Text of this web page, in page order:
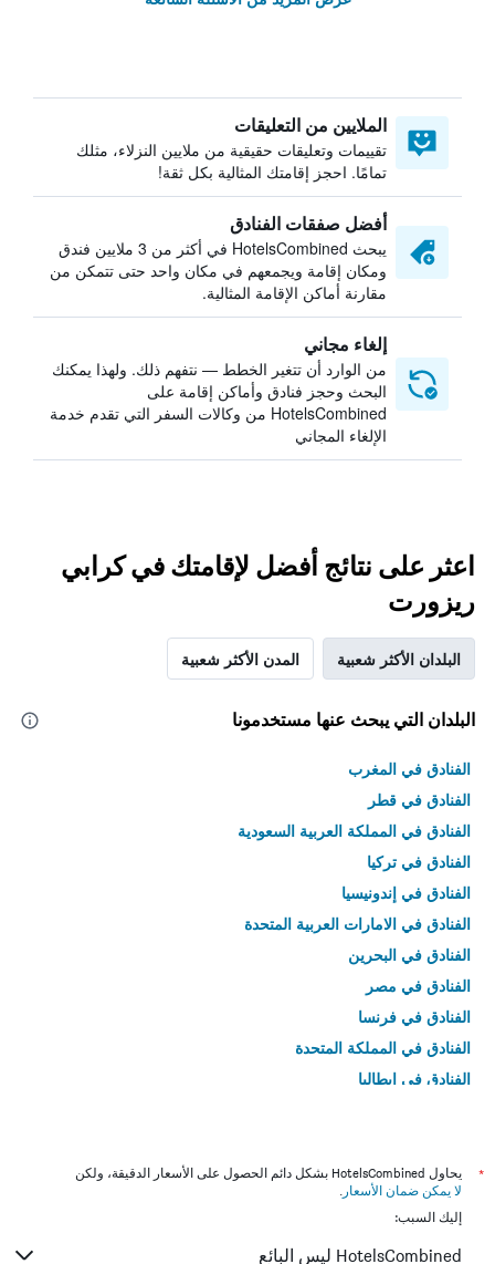
الملايين من التعليقات
تقييمات وتعليقات حقيقية من ملايين النزلاء، مثلك
تمامًا. احجز إقامتك المثالية بكل ثقة!
أفضل صفقات الفنادق
يبحث HotelsCombined في أكثر من 3 ملايين فندق
ومكان إقامة ويجمعهم في مكان واحد حتى تتمكن من
مقارنة أماكن الإقامة المثالية.
إلغاء مجاني
من الوارد أن تتغير الخطط — نتفهم ذلك. ولهذا يمكنك
البحث وحجز فنادق وأماكن إقامة على
HotelsCombined من وكالات السفر التي تقدم خدمة
الإلغاء المجاني
اعثر على نتائج أفضل لإقامتك في كرابي
ريزورت
البلدان الأكثر شعبية المدن الأكثر شعبية
البلدان التي يبحث عنها مستخدمونا
الفنادق في المغرب
الفنادق في قطر
الفنادق في المملكة العربية السعودية
الفنادق في تركيا
الفنادق في إندونيسيا
الفنادق في الامارات العربية المتحدة
الفنادق في البحرين
الفنادق في مصر
الفنادق في فرنسا
الفنادق في المملكة المتحدة
الفنادق في إيطاليا
*
يحاول HotelsCombined بشكل دائم الحصول على الأسعار الدقيقة، ولكن
لا يمكن ضمان الأسعار .
إليك السبب:
HotelsCombined ليس البائع